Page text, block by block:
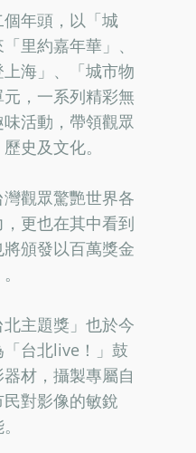
年頭，以「城
里約嘉年華」、
上海」、「城市物
，一系列精彩無
活動，帶領觀眾
史及文化。
灣觀眾驚艷世界各
更也在其中看到
頒發以百萬獎金
主題獎」也於今
台北live！」鼓
材，攝製專屬自
對影像的敏銳